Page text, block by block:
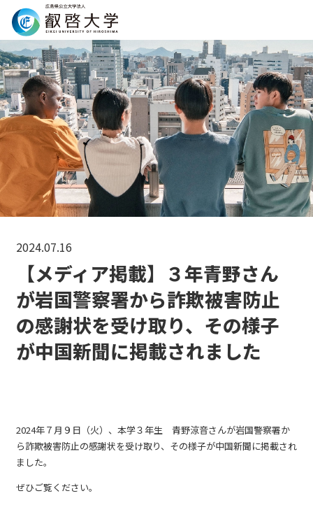
Search
2024.07.16
【メディア掲載】３年青野さん
が岩国警察署から詐欺被害防止
の感謝状を受け取り、その様子
が中国新聞に掲載されました
2024年７月９日（火）、本学３年生 青野涼音さんが岩国警察署か
ら詐欺被害防止の感謝状を受け取り、その様子が中国新聞に掲載され
ました。
ぜひご覧ください。